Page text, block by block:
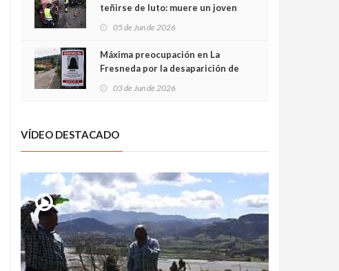
teñirse de luto: muere un joven
05 de Jun de 2026
Máxima preocupación en La
Fresneda por la desaparición de
03 de Jun de 2026
VÍDEO DESTACADO